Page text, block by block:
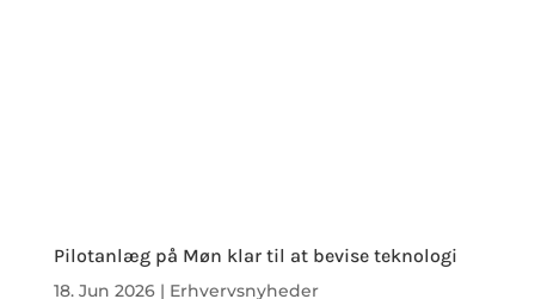
Pilotanlæg på Møn klar til at bevise teknologi
18. Jun 2026| Erhvervsnyheder